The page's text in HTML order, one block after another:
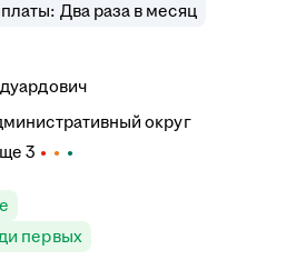
Два раза в месяц
округ
3
первых